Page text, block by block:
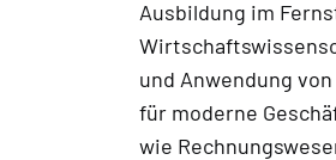
Ausbildung im
und Anwendung
für moderne
wie